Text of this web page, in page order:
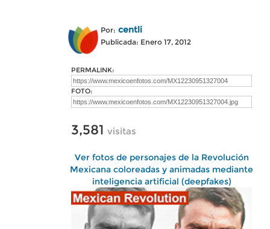
Por: centli
Publicada: Enero 17, 2012
PERMALINK:
FOTO:
3,581 visitas
Ver fotos de personajes de la Revolución
Mexicana coloreadas y animadas mediante
inteligencia artificial (deepfakes)